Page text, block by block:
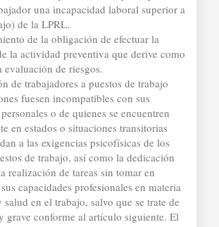
una incapacidad laboral superior a
de la LPRL.
de la obligación de efectuar la
la actividad preventiva que derive como
evaluación de riesgos.
de trabajadores a puestos de trabajo
fuesen incompatibles con sus
o de quienes se encuentren
en estados o situaciones transitorias
a las exigencias psicofísicas de los
de trabajo, así como la dedicación
realización de tareas sin tomar en
capacidades profesionales en materia
salud en el trabajo, salvo que se trate de
grave conforme al artículo siguiente. El